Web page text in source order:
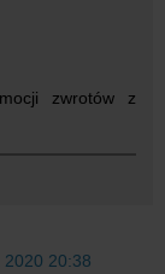
zwrotów z
2020 20:38